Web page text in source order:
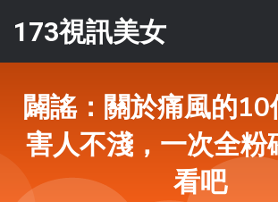
173視訊美女
闢謠：關於痛風的10
害人不淺，一次全粉
看吧